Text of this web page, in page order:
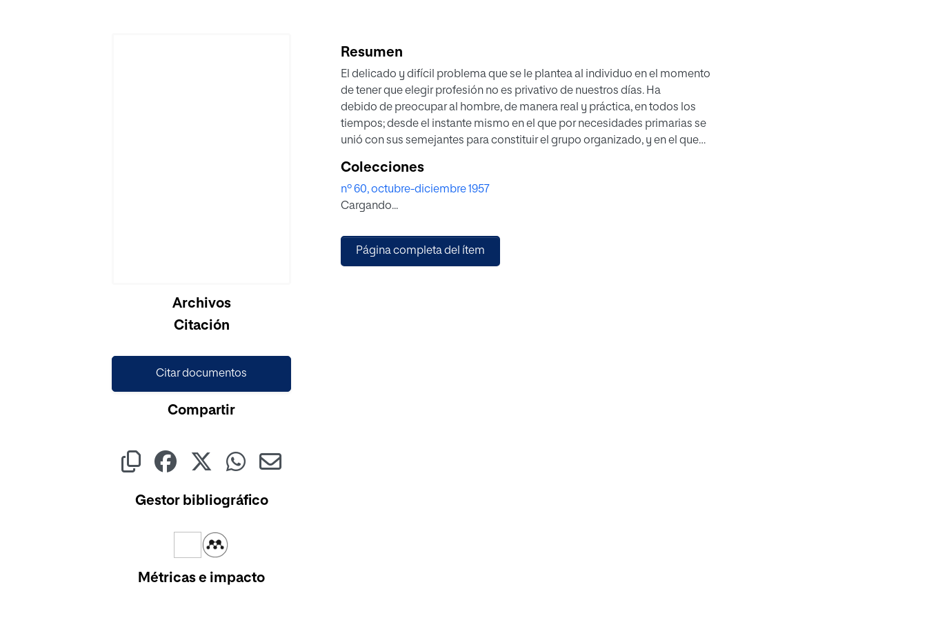
Archivos
Citación
Citar documentos
Compartir
Gestor bibliográfico
Métricas e impacto
Resumen
El delicado y difícil problema que se le plantea al individuo en el momento
de tener que elegir profesión no es privativo de nuestros días. Ha
debido de preocupar al hombre, de manera real y práctica, en todos los
tiempos; desde el instante mismo en el que por necesidades primarias se
unió con sus semejantes para constituir el grupo organizado, y en el que
y en beneficio propio y de la comunidad.
Lo que sí pertenece a nuestros días es el haber dado forma científica
a esta vital cuestión, que pretende acomodar, en reciprocidad mutua, al
y compleja problemática que suscita esta doble necesidad cae dentro del campo
escible de lo que conocemos propiamente con los nombres de Orientación
Colecciones
nº 60, octubre-diciembre 1957
Cargando...
Página completa del ítem